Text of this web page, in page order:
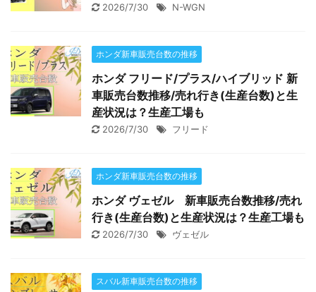
2026/7/30 N-WGN
ホンダ新車販売台数の推移
ホンダ フリード/プラス/ハイブリッド 新
車販売台数推移/売れ行き(生産台数)と生
産状況は？生産工場も
2026/7/30 フリード
ホンダ新車販売台数の推移
ホンダ ヴェゼル 新車販売台数推移/売れ
行き(生産台数)と生産状況は？生産工場も
2026/7/30 ヴェゼル
スバル新車販売台数の推移